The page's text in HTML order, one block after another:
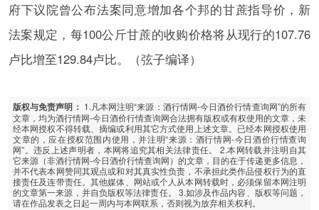
府下议院曾公布法案同意增加各个邦的甘蔗指导价，新
法案规定，每100公斤甘蔗的收购价格将从现行的107.76
卢比增至129.84卢比。（弦子编译）
版权与免责声明： 1.凡本网注明“来源：酒行情网-今日酒价行情查询网”的所有
文章，均为酒行情网-今日酒价行情查询网合法拥有版权或有权使用的文章，未
经本网授权不得转载、摘编或利用其它方式使用上述文章。已经本网授权使用
文章的，应在授权范围内使用，并注明“来源：酒行情网-今日酒价行情查询
网”。违反上述声明者，本网将追究其相关法律责任。 2.本网转载并注明自其
它来源（非酒行情网-今日酒价行情查询网）的文章，目的在于传递更多信息，
并不代表本网赞同其观点或和对其真实性负责，不承担此类作品侵权行为的直
接责任及连带责任。其他媒体、网站或个人从本网转载时，必须保留本网注明
的文章第一来源，并自负版权等法律责任。 3.如涉及作品内容、版权等问题，
请在作品发表之日起一周内与本网联系，否则视为放弃相关权利。